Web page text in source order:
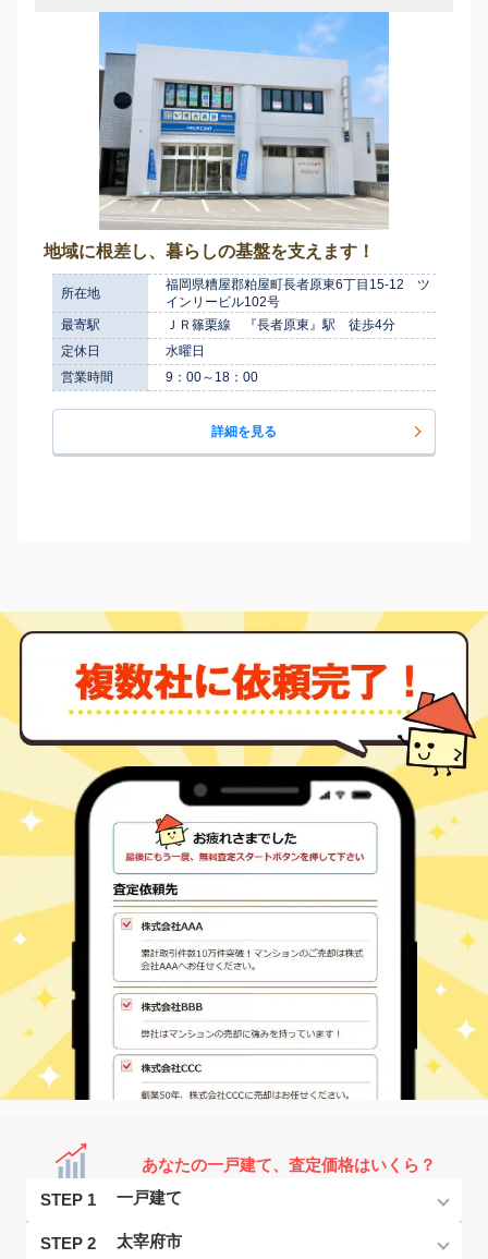
地域に根差し、暮らしの基盤を支えます！
所在地
福岡県糟屋郡粕屋町長者原東6丁目15-12 ツ
インリービル102号
最寄駅
ＪＲ篠栗線 『長者原東』駅 徒歩4分
定休日
水曜日
営業時間
9：00～18：00
詳細を見る
あなたの一戸建て、査定価格はいくら？
STEP 1
STEP 2